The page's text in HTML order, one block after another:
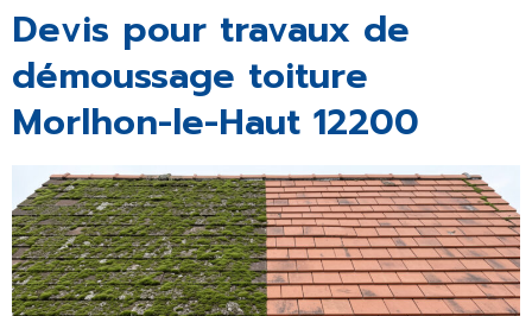
Devis pour travaux de
démoussage toiture
Morlhon-le-Haut 12200